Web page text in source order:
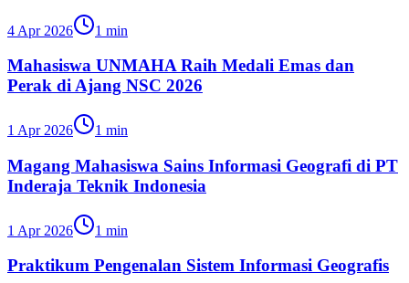
4 Apr 2026 1 min
Mahasiswa UNMAHA Raih Medali Emas dan
Perak di Ajang NSC 2026
1 Apr 2026 1 min
Magang Mahasiswa Sains Informasi Geografi di PT
Inderaja Teknik Indonesia
1 Apr 2026 1 min
Praktikum Pengenalan Sistem Informasi Geografis